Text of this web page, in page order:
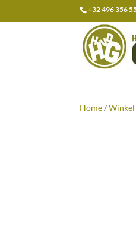
+32 496 356
Zoeken
naar:
Home/Winkel